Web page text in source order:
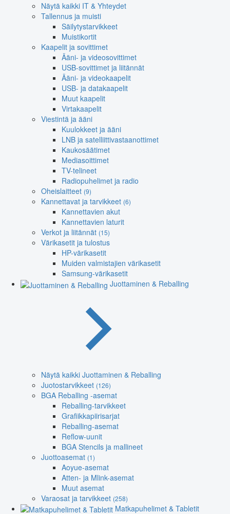
Näytä kaikki IT & Yhteydet
Tallennus ja muisti
Säilytystarvikkeet
Muistikortit
Kaapelit ja sovittimet
Ääni- ja videosovittimet
USB-sovittimet ja liitännät
Ääni- ja videokaapelit
USB- ja datakaapelit
Muut kaapelit
Virtakaapelit
Viestintä ja ääni
Kuulokkeet ja ääni
LNB ja satelliittivastaanottimet
Kaukosäätimet
Mediasoittimet
TV-telineet
Radiopuhelimet ja radio
Oheislaitteet (9)
Kannettavat ja tarvikkeet (6)
Kannettavien akut
Kannettavien laturit
Verkot ja liitännät (15)
Värikasetit ja tulostus
HP-värikasetit
Muiden valmistajien värikasetit
Samsung-värikasetit
Juottaminen & Reballing
Näytä kaikki Juottaminen & Reballing
Juotostarvikkeet (126)
BGA Reballing -asemat
Reballing-tarvikkeet
Grafiikkapiirisarjat
Reballing-asemat
Reflow-uunit
BGA Stencils ja mallineet
Juottoasemat (1)
Aoyue-asemat
Atten- ja Mlink-asemat
Muut asemat
Varaosat ja tarvikkeet (258)
Matkapuhelimet & Tabletit